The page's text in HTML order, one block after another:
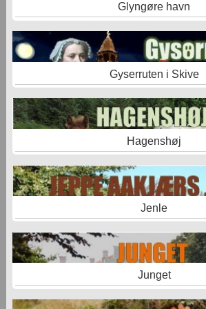
Glyngøre havn
Gyserruten i Skive
Hagenshøj
Jenle
Junget